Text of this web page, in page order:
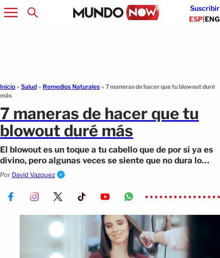
Suscribir
ESP|ENG
Inicio » Salud » Remedios Naturales » 7 maneras de hacer que tu blowout duré
más
7 maneras de hacer que tu
blowout duré más
El blowout es un toque a tu cabello que de por sí ya es
divino, pero algunas veces se siente que no dura lo
suficiente para uno no (...)
Por David Vazquez